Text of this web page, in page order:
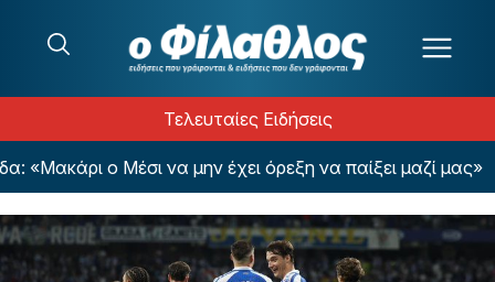
Τελευταίες Ειδήσεις
ο Μέσι να μην έχει όρεξη να παίξει μαζί μας»